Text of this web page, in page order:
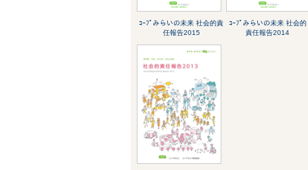
ｺｰﾌﾟみらいの未来 社会的責
任報告2015
ｺｰﾌﾟみらいの未来 社会的
責任報告2014